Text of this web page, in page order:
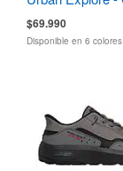
$69.990
Disponible en 6 colores